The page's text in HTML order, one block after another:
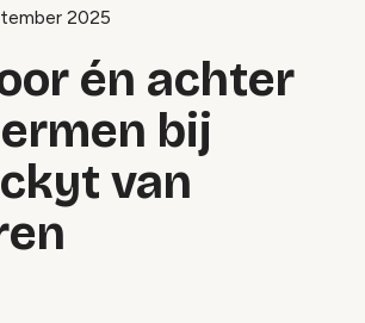
2025
én achter
bij
van